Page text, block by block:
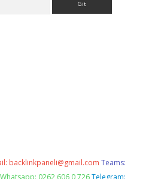
backlinkpaneli@gmail.com Teams:
Whatsapp: 0262 606 0 726 Telegram: